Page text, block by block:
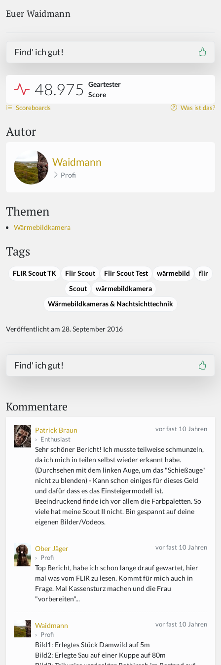
Euer Waidmann
Find' ich gut!
48.975
Geartester
Score
Scoreboards Was ist das?
Autor
Waidmann
Profi
Themen
Wärmebildkamera
Tags
FLIR Scout TK Flir Scout Flir Scout Test wärmebild
flir
Scout
wärmebildkamera
Wärmebildkameras & Nachtsichttechnik
Veröffentlicht am 28. September 2016
Find' ich gut!
Kommentare
Patrick Braun
› Enthusiast
vor fast 10 Jahren
Sehr schöner Bericht! Ich musste teilweise schmunzeln,
da ich mich in teilen selbst wieder erkannt habe.
(Durchsehen mit dem linken Auge, um das "Schießauge"
nicht zu blenden) - Kann schon einiges für dieses Geld
und dafür dass es das Einsteigermodell ist.
Beeindruckend finde ich vor allem die Farbpaletten. So
viele hat meine Scout II nicht. Bin gespannt auf deine
eigenen Bilder/Vodeos.
Ober Jäger
› Profi
vor fast 10 Jahren
Top Bericht, habe ich schon lange drauf gewartet, hier
mal was vom FLIR zu lesen. Kommt für mich auch in
Frage. Mal Kassensturz machen und die Frau
"vorbereiten"...
Waidmann
› Profi
vor fast 10 Jahren
Bild1: Erlegtes Stück Damwild auf 5m
Bild2: Erlegte Sau auf einer Kuppe auf 80m